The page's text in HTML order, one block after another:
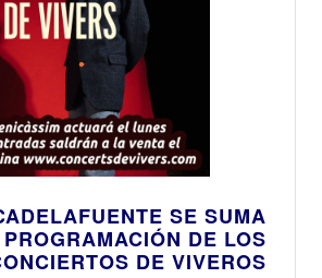
SE SUMA
DE LOS
DE VIVEROS